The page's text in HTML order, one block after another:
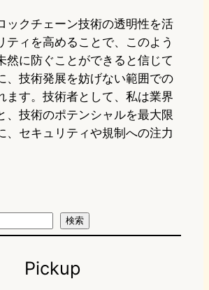
ックチェーン技術の透明性を活
ティを高めることで、このよう
然に防ぐことができると信じて
、技術発展を妨げない範囲での
ます。技術者として、私は業界
、技術のポテンシャルを最大限
、セキュリティや規制への注力
検索
Pickup